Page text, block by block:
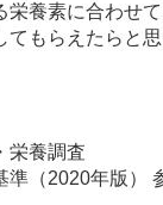
栄養素に合わせ
もらえたらと思
栄養調査
準（2020年版）